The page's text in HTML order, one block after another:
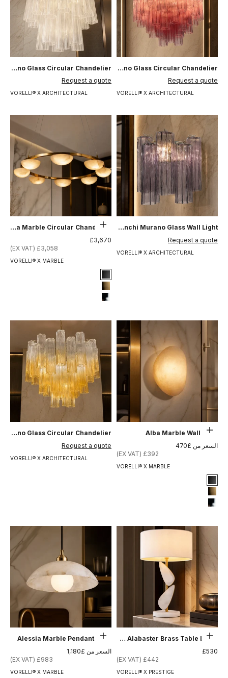
VORELLI® X ARCHITECTURAL
Adriatica Tronchi Murano Glass Circular Chandelier
السعر بعد الخصم
Request a quote
VORELLI® X ARCHITECTURAL
Agnese Tronchi Murano Glass Circular Chandelier
السعر بعد الخصم
Request a quote
VORELLI® X ARCHITECTURAL
Alassio Tronchi Murano Glass Wall Light
السعر بعد الخصم
Request a quote
حدِّد الخيارات
VORELLI® X MARBLE
Alba Marble Circular Chandelier
السعر بعد الخصم
£3,670
£3,058 (EX VAT)
#1 Matte Black
#8 Brushed Brass
#12 Chrome
حدِّد الخيارات
VORELLI® X MARBLE
Alba Marble Wall Light
السعر بعد الخصم
السعر من £470
£392 (EX VAT)
#1 Matte Black
#8 Brushed Brass
#12 Chrome
VORELLI® X ARCHITECTURAL
Aldara Tronchi Murano Glass Circular Chandelier
السعر بعد الخصم
Request a quote
إضافة إلى السلة
VORELLI® X PRESTIGE
Alenya Alabaster Brass Table Lamp
السعر بعد الخصم
£530
£442 (EX VAT)
حدِّد الخيارات
VORELLI® X MARBLE
Alessia Marble Pendant Light
السعر بعد الخصم
السعر من £1,180
£983 (EX VAT)